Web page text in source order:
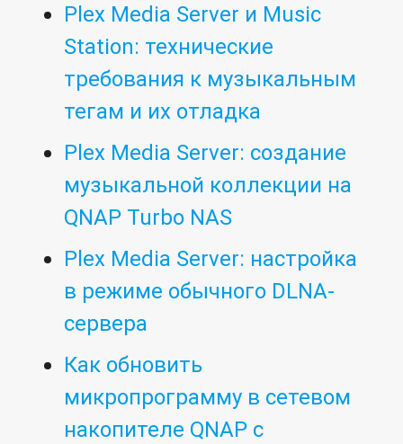
Plex Media Server и Music
Station: технические
требования к музыкальным
тегам и их отладка
Plex Media Server: cоздание
музыкальной коллекции на
QNAP Turbo NAS
Plex Media Server: настройка
в режиме обычного DLNA-
сервера
Как обновить
микропрограмму в сетевом
накопителе QNAP с